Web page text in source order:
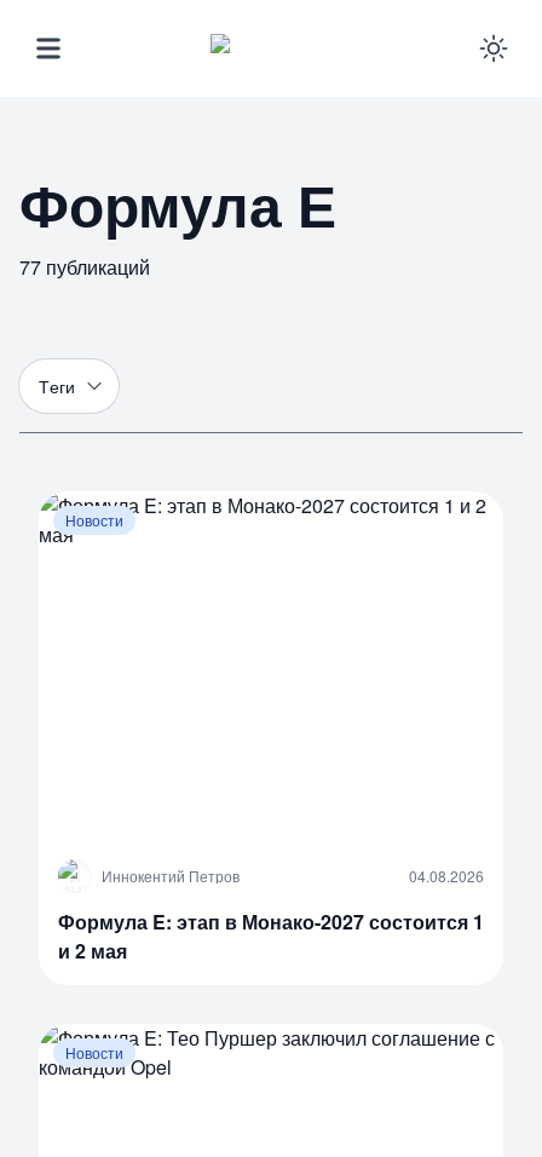
Формула Е
77 публикаций
Теги
Новости
И Иннокентий Петров 04.08.2026
Формула E: этап в Монако-2027 состоится 1
и 2 мая
Новости